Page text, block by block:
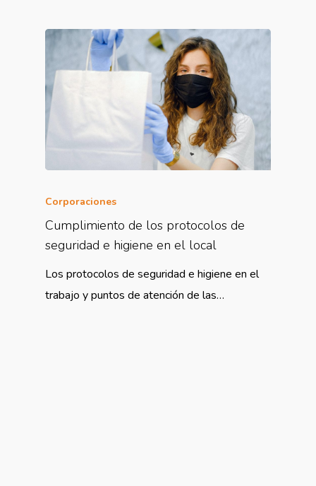
Corporaciones
Cumplimiento de los protocolos de
seguridad e higiene en el local
Los protocolos de seguridad e higiene en el
trabajo y puntos de atención de las…